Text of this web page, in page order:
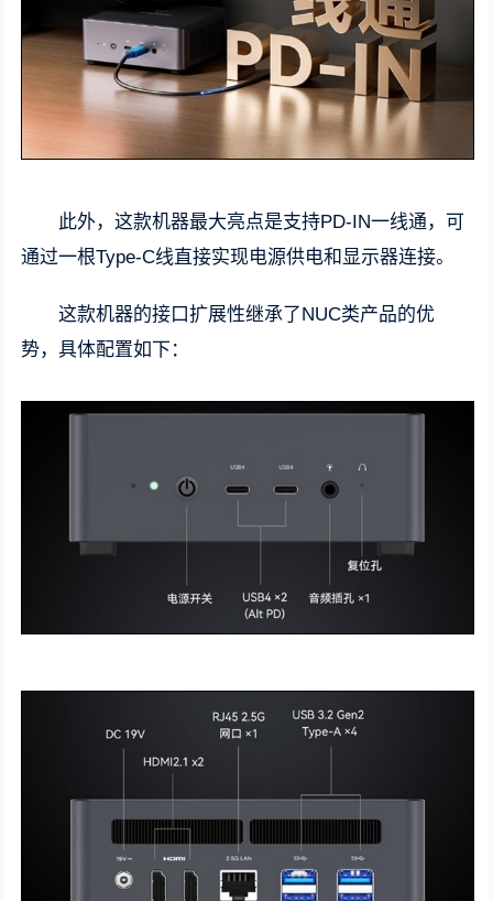
此外，这款机器最大亮点是支持PD-IN一线通，可
通过一根Type-C线直接实现电源供电和显示器连接。
这款机器的接口扩展性继承了NUC类产品的优
势，具体配置如下：